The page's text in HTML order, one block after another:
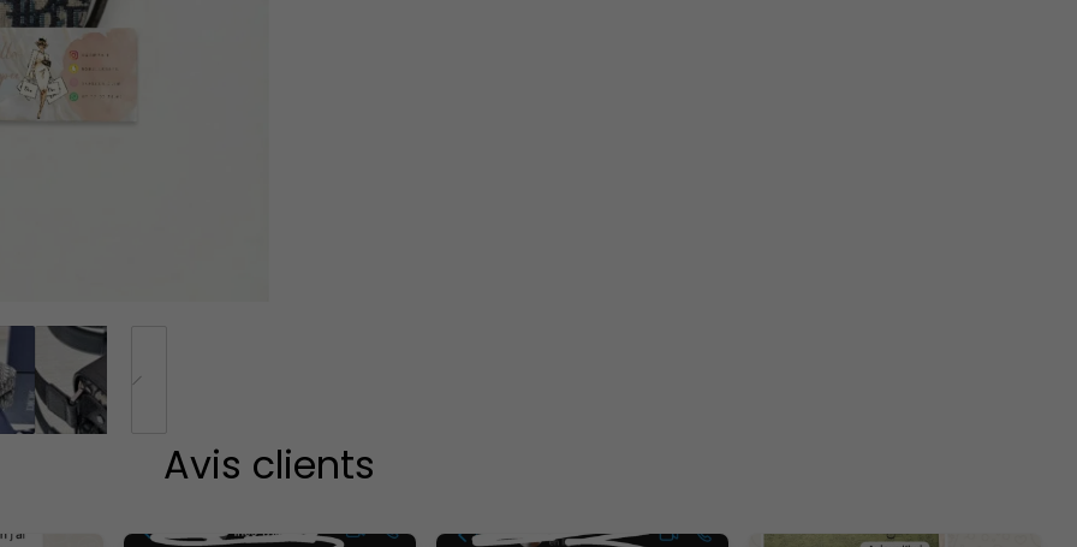
Avis clients